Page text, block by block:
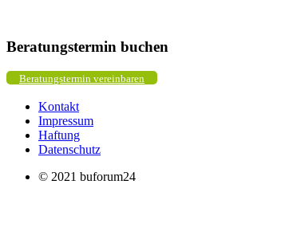
Beratungstermin buchen
Beratungstermin vereinbaren
Kontakt
Impressum
Haftung
Datenschutz
© 2021 buforum24